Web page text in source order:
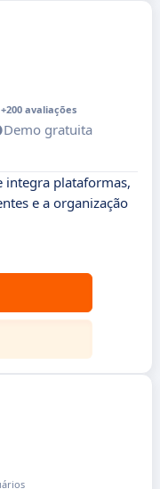
+200 avaliações
Demo gratuita
integra plataformas,
e a organização